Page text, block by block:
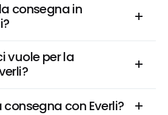
consegna in
vuole per la
con Everli?